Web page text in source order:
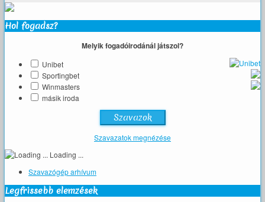
Hol fogadsz?
Melyik fogadóirodánál játszol?
Unibet
Sportingbet
Winmasters
másik iroda
Szavazatok megnézése
Loading ...
Szavazógép arhívum
Legfrissebb elemzések